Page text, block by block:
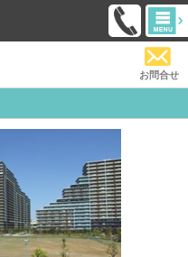
お問合せ